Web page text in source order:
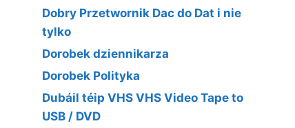
Dobry Przetwornik Dac do Dat i nie
tylko
Dorobek dziennikarza
Dorobek Polityka
Dubáil téip VHS VHS Video Tape to
USB / DVD